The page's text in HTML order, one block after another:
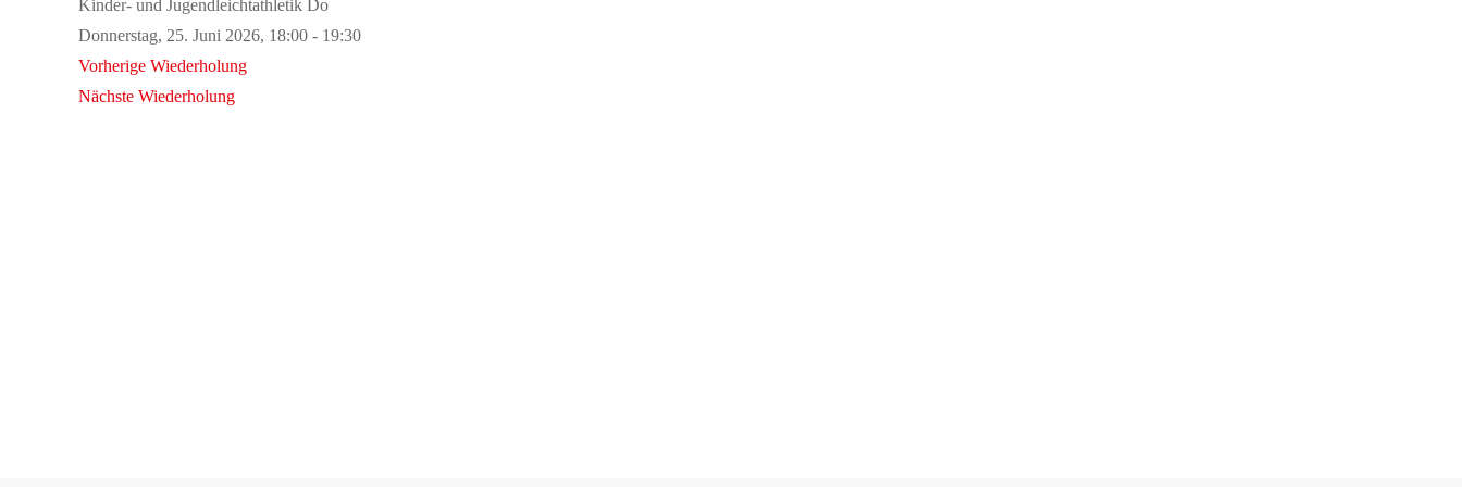
Kinder- und Jugendleichtathletik Do
Donnerstag, 25. Juni 2026, 18:00 - 19:30
Vorherige Wiederholung
Nächste Wiederholung